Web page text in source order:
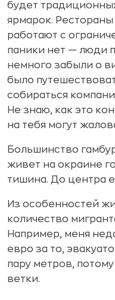
будет
ярмарок.
работают с
паники нет — люди
немного забыли о
было
собираться
Не знаю, как это
на тебя могут
Большинство
живет на окраине
тишина. До центра
Из особенностей
количество
Например, меня
евро за то,
пару метров,
ветки.